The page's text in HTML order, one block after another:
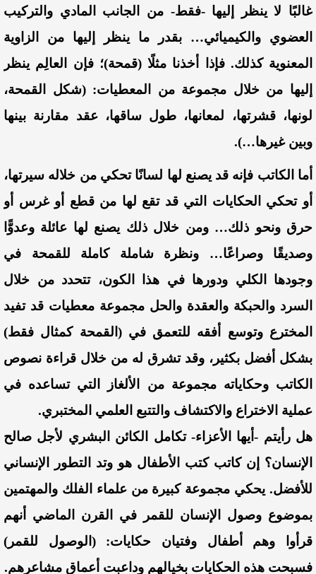
غالبًا لا ينظر إليها -فقط- من الجانب المادي والتركيب
العضوي والكيميائي… بقدر ما ينظر إليها من الزاوية
المعنوية كذلك. فإذا أخذنا مثلًا (قمحة)؛ فإن العالِم ينظر
إليها من خلال مجموعة من المعطيات: (شكل القمحة،
لونها، قشرتها، لمعانها، طول ساقها، عقد مقارنة بينها
وبين غيرها…).
أما الكاتب فإنه قد يصنع لها لسانًا تحكي من خلاله سيرتها،
أو تحكي الحكايات التي قد تقع لها من قطع أو غرس أو
حرق ونحو ذلك… ومن خلال ذلك يصنع لها عائلة وعدوًّا
وصديقًا وصراعًا… ونظرة شاملة كاملة للقمحة في
وجودها الكلي ودورها في هذا الكون، تتحدد من خلال
السرد والحبكة والعقدة والحل مجموعة معطيات قد تفيد
المخترع وتوسع أفقه للتعمق في (القمحة كمثال فقط)
بشكل أفضل بكثير، وقد تشرق له من خلال قراءة نصوص
الكاتب وحكاياته مجموعة من الألغاز التي تساعده في
عملية الاختراع والاكتشاف والتتبع العلمي المختبري.
هل رأيتم -أيها الأعزاء- تكامل الكائن البشري لأجل صالح
الإنسان؟ إن كاتب كتب الأطفال هو وتد التطور الإنساني
للأفضل. يحكي مجموعة كبيرة من علماء الفلك والمهتمين
بموضوع وصول الإنسان للقمر في القرن الماضي أنهم
قرأوا وهم أطفال وفتيان حكايات: (الوصول للقمر)
فسبحت هذه الحكايات بخيالهم وداعبت أعماق مشاعرهم.